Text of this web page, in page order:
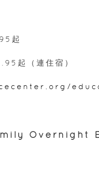
起
起（連住宿）
Overnight